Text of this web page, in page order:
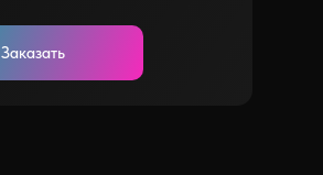
Заказать